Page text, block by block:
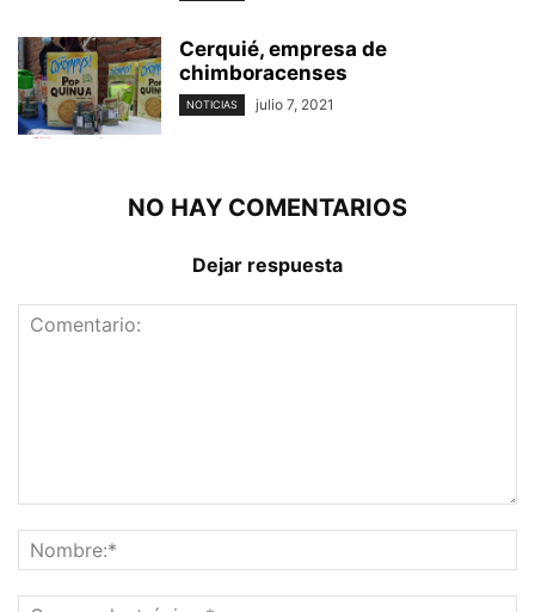
Cerquié, empresa de
chimboracenses
NOTICIAS julio 7, 2021
NO HAY COMENTARIOS
Dejar respuesta